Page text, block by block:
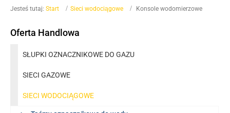
Jesteś tutaj: Start Sieci wodociągowe Konsole wodomierzowe
Oferta Handlowa
SŁUPKI OZNACZNIKOWE DO GAZU
SIECI GAZOWE
SIECI WODOCIĄGOWE